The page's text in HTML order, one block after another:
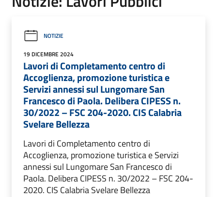
NOTIZIE
19 DICEMBRE 2024
Lavori di Completamento centro di
Accoglienza, promozione turistica e
Servizi annessi sul Lungomare San
Francesco di Paola. Delibera CIPESS n.
30/2022 – FSC 204-2020. CIS Calabria
Svelare Bellezza
Lavori di Completamento centro di
Accoglienza, promozione turistica e Servizi
annessi sul Lungomare San Francesco di
Paola. Delibera CIPESS n. 30/2022 – FSC 204-
2020. CIS Calabria Svelare Bellezza